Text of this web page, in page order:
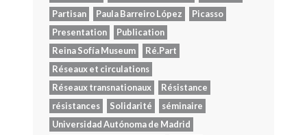
Partisan
Paula Barreiro López
Picasso
Presentation
Publication
Reina Sofía Museum
Ré.Part
Réseaux et circulations
Réseaux transnationaux
Résistance
résistances
Solidarité
séminaire
Universidad Autónoma de Madrid